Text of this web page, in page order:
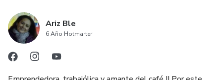
Ariz Ble
6 Año Hotmarter